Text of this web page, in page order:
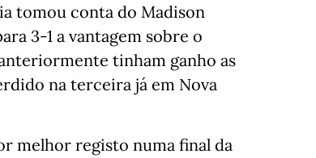
tomou conta do Madison
3-1 a vantagem sobre o
tinham ganho as
na terceira já em Nova
melhor registo numa final da